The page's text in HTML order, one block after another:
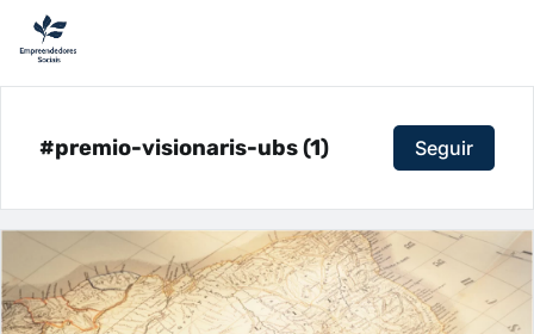
#premio-visionaris-ubs (1) Seguir